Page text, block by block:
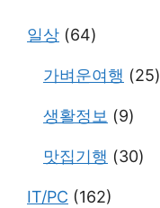
일상 (64)
가벼운여행 (25)
생활정보 (9)
맛집기행 (30)
IT/PC (162)